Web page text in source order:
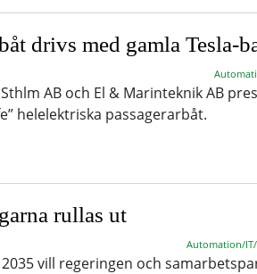
drivs med gamla Tesla-
AB och El & Marinteknik AB
helelektriska passagerarbåt.
rullas ut
Automation/
vill regeringen och